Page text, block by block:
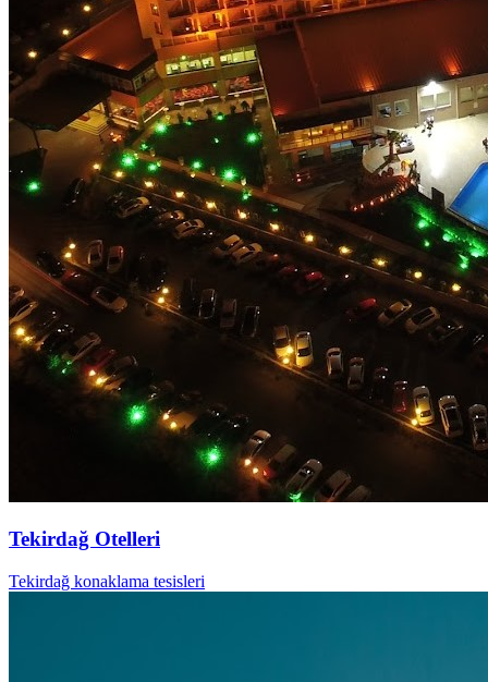
Tekirdağ Otelleri
Tekirdağ konaklama tesisleri